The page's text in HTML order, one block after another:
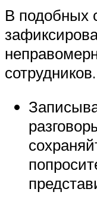
В подобных
сотрудников.